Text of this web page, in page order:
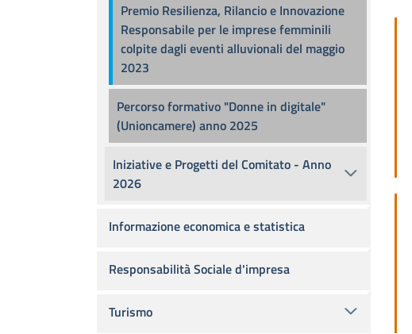
Premio Resilienza, Rilancio e Innovazione
Responsabile per le imprese femminili
colpite dagli eventi alluvionali del maggio
2023
Percorso formativo "Donne in digitale"
(Unioncamere) anno 2025
Iniziative e Progetti del Comitato - Anno
2026
Informazione economica e statistica
Responsabilità Sociale d'impresa
Turismo